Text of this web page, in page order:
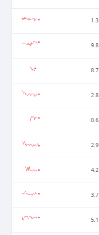
1.3
9.8
8.7
2.8
0.6
2.9
4.2
3.7
5.1